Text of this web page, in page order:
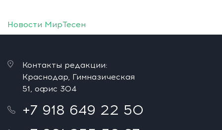
Новости МирТесен
Контакты редакции:
Краснодар, Гимназическая
51, офис 304
+7 918 649 22 50